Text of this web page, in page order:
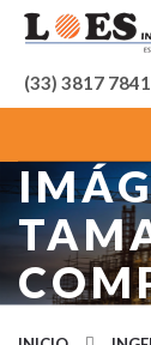
(33) 3817 7841